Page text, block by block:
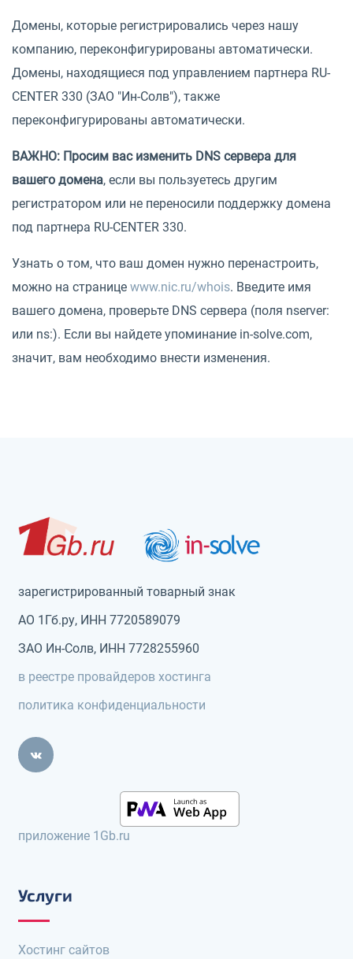
Домены, которые регистрировались через нашу
компанию, переконфигурированы автоматически.
Домены, находящиеся под управлением партнера RU-
CENTER 330 (ЗАО "Ин-Солв"), также
переконфигурированы автоматически.
ВАЖНО: Просим вас изменить DNS сервера для
вашего домена, если вы пользуетесь другим
регистратором или не переносили поддержку домена
под партнера RU-CENTER 330.
Узнать о том, что ваш домен нужно перенастроить,
можно на странице www.nic.ru/whois. Введите имя
вашего домена, проверьте DNS сервера (поля nserver:
или ns:). Если вы найдете упоминание in-solve.com,
значит, вам необходимо внести изменения.
зарегистрированный товарный знак
АО 1Гб.ру, ИНН 7720589079
ЗАО Ин-Солв, ИНН 7728255960
в реестре провайдеров хостинга
политика конфиденциальности
приложение 1Gb.ru
Услуги
Хостинг сайтов